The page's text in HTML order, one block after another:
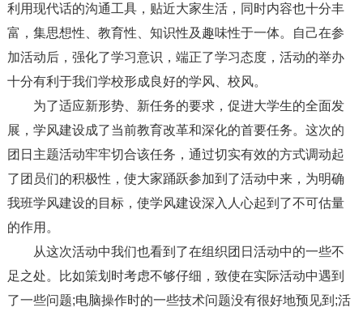
利用现代话的沟通工具，贴近大家生活，同时内容也十分丰
富，集思想性、教育性、知识性及趣味性于一体。自己在参
加活动后，强化了学习意识，端正了学习态度，活动的举办
十分有利于我们学校形成良好的学风、校风。
为了适应新形势、新任务的要求，促进大学生的全面发
展，学风建设成了当前教育改革和深化的首要任务。这次的
团日主题活动牢牢切合该任务，通过切实有效的方式调动起
了团员们的积极性，使大家踊跃参加到了活动中来，为明确
我班学风建设的目标，使学风建设深入人心起到了不可估量
的作用。
从这次活动中我们也看到了在组织团日活动中的一些不
足之处。比如策划时考虑不够仔细，致使在实际活动中遇到
了一些问题;电脑操作时的一些技术问题没有很好地预见到;活